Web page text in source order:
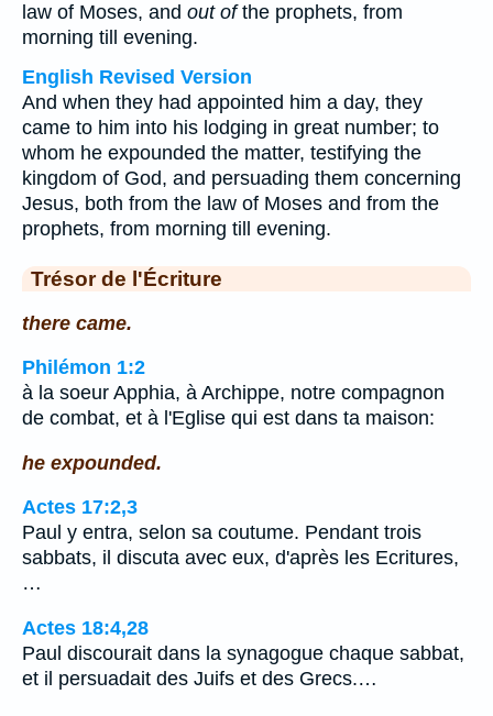
law of Moses, and out ofthe prophets, from
morning till evening.
English Revised Version
And when they had appointed him a day, they
came to him into his lodging in great number; to
whom he expounded the matter, testifying the
kingdom of God, and persuading them concerning
Jesus, both from the law of Moses and from the
prophets, from morning till evening.
Trésor de l'Écriture
there came.
Philémon 1:2
à la soeur Apphia, à Archippe, notre compagnon
de combat, et à l'Eglise qui est dans ta maison:
he expounded.
Actes 17:2,3
Paul y entra, selon sa coutume. Pendant trois
sabbats, il discuta avec eux, d'après les Ecritures,
…
Actes 18:4,28
Paul discourait dans la synagogue chaque sabbat,
et il persuadait des Juifs et des Grecs.…